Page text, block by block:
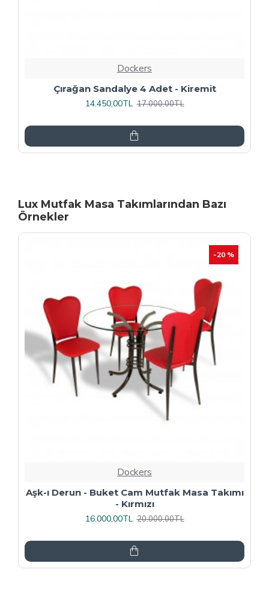
Dockers
Rozhet Sandalye (Kromnikel) (4 Adet
Fiyatıdır) - Kahve
Lux Mutfak Masa Takımlarından Bazı
Örnekler
-20 %
Dockers
Çipa Döküm Ayak - Play Polipropilen Masa
Takımı - 70x120 (Werzalit, Wermodin veya
Allzalit Tabla) - Afyon Mermer-Antrasit